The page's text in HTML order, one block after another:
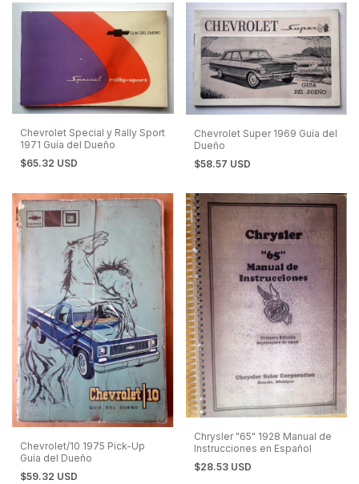
Chevrolet Special y Rally Sport
1971 Guía del Dueño
$65.32 USD
Chevrolet Super 1969 Guía del
Dueño
$58.57 USD
Chevrolet/10 1975 Pick-Up
Guía del Dueño
$59.32 USD
Chrysler "65" 1928 Manual de
Instrucciones en EspañoI
$28.53 USD